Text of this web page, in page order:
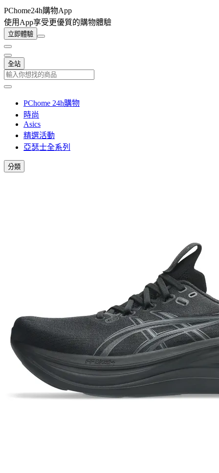
PChome24h購物App
使用App享受更優質的購物體驗
立即體驗
全站
PChome 24h購物
時尚
Asics
精選活動
亞瑟士全系列
分類